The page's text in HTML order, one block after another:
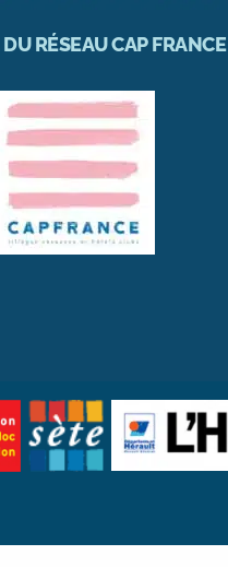
RÉSEAU CAP FRANCE